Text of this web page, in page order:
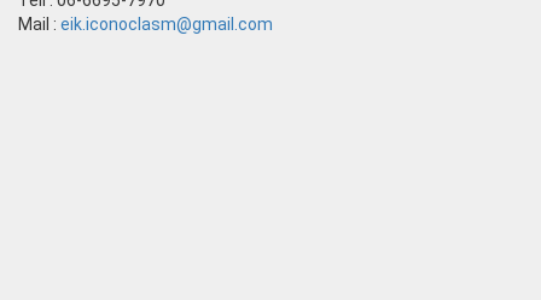
Mail : eik.iconoclasm@gmail.com